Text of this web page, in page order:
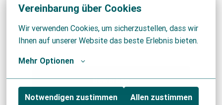
Vereinbarung über Cookies
Wir verwenden Cookies, um sicherzustellen, dass wir
Ihnen auf unserer Website das beste Erlebnis bieten.
Mehr Optionen
Notwendigen zustimmen Allen zustimmen
Geschlechter (m/w/d)
Bewerben